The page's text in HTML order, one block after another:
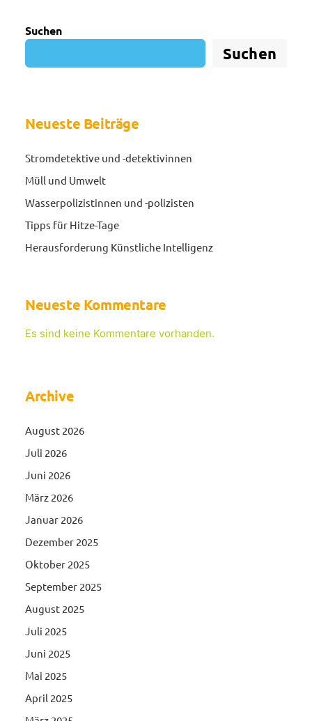
Suchen
Suchen
Neueste Beiträge
Stromdetektive und -detektivinnen
Müll und Umwelt
Wasserpolizistinnen und -polizisten
Tipps für Hitze-Tage
Herausforderung Künstliche Intelligenz
Neueste Kommentare
Es sind keine Kommentare vorhanden.
Archive
August 2026
Juli 2026
Juni 2026
März 2026
Januar 2026
Dezember 2025
Oktober 2025
September 2025
August 2025
Juli 2025
Juni 2025
Mai 2025
April 2025